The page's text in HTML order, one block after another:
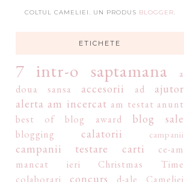
COLTUL CAMELIEI. UN PRODUS BLOGGER.
ETICHETE
7 intr-o saptamana
a
doua sansa
accesorii ad
ajutor
alerta am incercat am testat anunt
best of
blog award blog sale
blogging calatorii campanii
campanii testare carti
ce-am
mancat ieri
Christmas Time
colaborari
concurs d-ale Cameliei